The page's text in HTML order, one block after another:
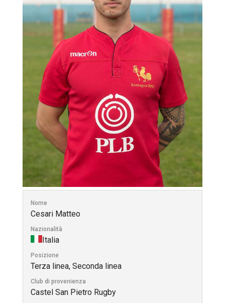
Nome
Cesari Matteo
Nazionalità
Italia
Posizione
Terza linea, Seconda linea
Club di provenienza
Castel San Pietro Rugby